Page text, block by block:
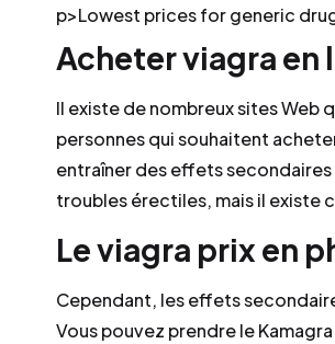
p>Lowest prices for generic
Acheter viagra en
Il existe de nombreux sites Web
personnes qui souhaitent
entraîner des effets
troubles érectiles, mais il existe
Le viagra prix en
Cependant, les effets
Vous pouvez prendre le